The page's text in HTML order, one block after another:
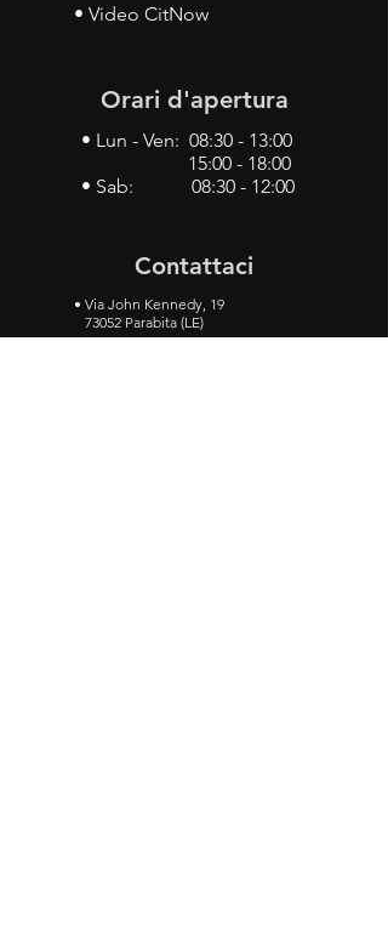
• Video CitNow
Orari d'apertura
• Lun - Ven: 08:30 - 13:00
15:00 - 18:00
• Sab: 08:30 - 12:00
Contattaci
• Via John Kennedy, 19
73052 Parabita (LE)